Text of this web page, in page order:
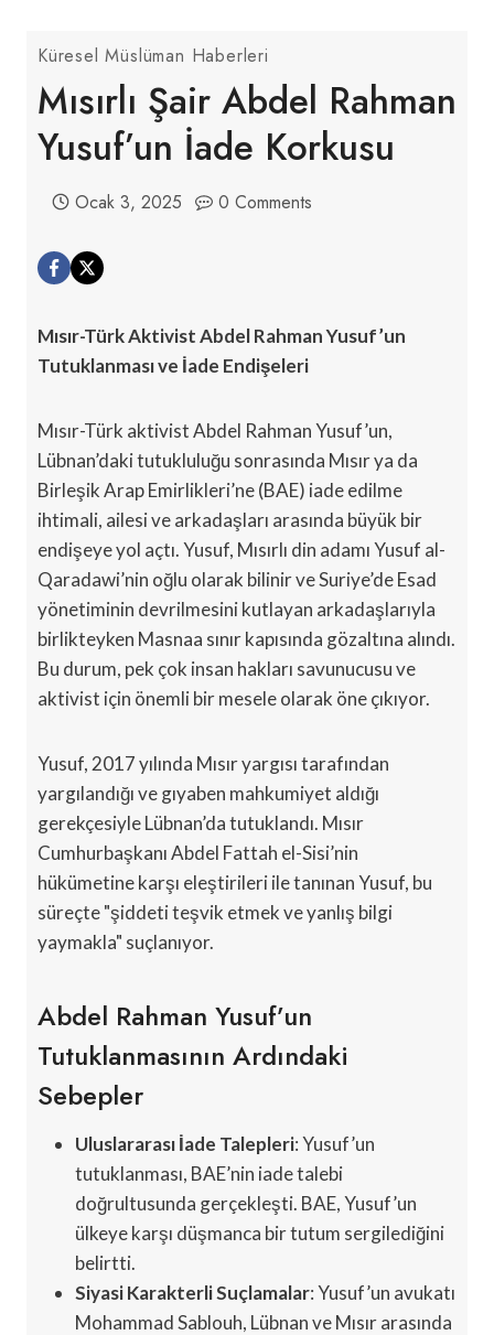
Küresel Müslüman Haberleri
Mısırlı Şair Abdel Rahman
Yusuf’un İade Korkusu
Ocak 3, 2025 0 Comments
Mısır-Türk Aktivist Abdel Rahman Yusuf’un
Tutuklanması ve İade Endişeleri
Mısır-Türk aktivist Abdel Rahman Yusuf’un,
Lübnan’daki tutukluluğu sonrasında Mısır ya da
Birleşik Arap Emirlikleri’ne (BAE) iade edilme
ihtimali, ailesi ve arkadaşları arasında büyük bir
endişeye yol açtı. Yusuf, Mısırlı din adamı Yusuf al-
Qaradawi’nin oğlu olarak bilinir ve Suriye’de Esad
yönetiminin devrilmesini kutlayan arkadaşlarıyla
birlikteyken Masnaa sınır kapısında gözaltına alındı.
Bu durum, pek çok insan hakları savunucusu ve
aktivist için önemli bir mesele olarak öne çıkıyor.
Yusuf, 2017 yılında Mısır yargısı tarafından
yargılandığı ve gıyaben mahkumiyet aldığı
gerekçesiyle Lübnan’da tutuklandı. Mısır
Cumhurbaşkanı Abdel Fattah el-Sisi’nin
hükümetine karşı eleştirileri ile tanınan Yusuf, bu
süreçte "şiddeti teşvik etmek ve yanlış bilgi
yaymakla" suçlanıyor.
Abdel Rahman Yusuf’un
Tutuklanmasının Ardındaki
Sebepler
Uluslararası İade Talepleri: Yusuf’un
tutuklanması, BAE’nin iade talebi
doğrultusunda gerçekleşti. BAE, Yusuf’un
ülkeye karşı düşmanca bir tutum sergilediğini
belirtti.
Siyasi Karakterli Suçlamalar: Yusuf’un avukatı
Mohammad Sablouh, Lübnan ve Mısır arasında